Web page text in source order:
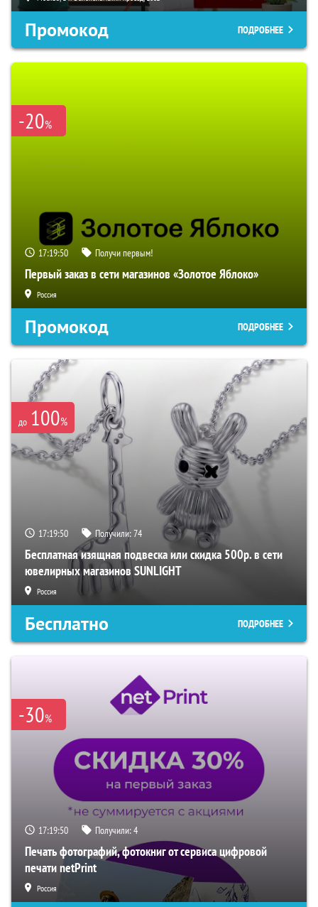
Промокод ПОДРОБНЕЕ
-20%
17:19:49 Получи первым!
Первый заказ в сети магазинов «Золотое Яблоко»
Россия
Промокод ПОДРОБНЕЕ
до 100%
17:19:49 Получили:74
Бесплатная изящная подвеска или скидка 500р. в сети
ювелирных магазинов SUNLIGHT
Россия
Бесплатно ПОДРОБНЕЕ
-30%
17:19:49 Получили:4
Печать фотографий, фотокниг от сервиса цифровой
печати netPrint
Россия